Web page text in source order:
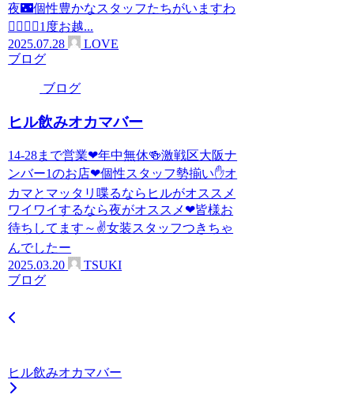
夜🌃個性豊かなスタッフたちがいますわ
🙋‍♂️🙋‍♀️1度お越...
2025.07.28
LOVE
ブログ
ブログ
ヒル飲みオカマバー
14-28まで営業❤年中無休🍻激戦区大阪ナ
ンバー1のお店❤個性スタッフ勢揃い✋オ
カマとマッタリ喋るならヒルがオススメ
ワイワイするなら夜がオススメ❤皆様お
待ちしてます～✌女装スタッフつきちゃ
んでしたー
2025.03.20
TSUKI
ブログ
ヒル飲みオカマバー